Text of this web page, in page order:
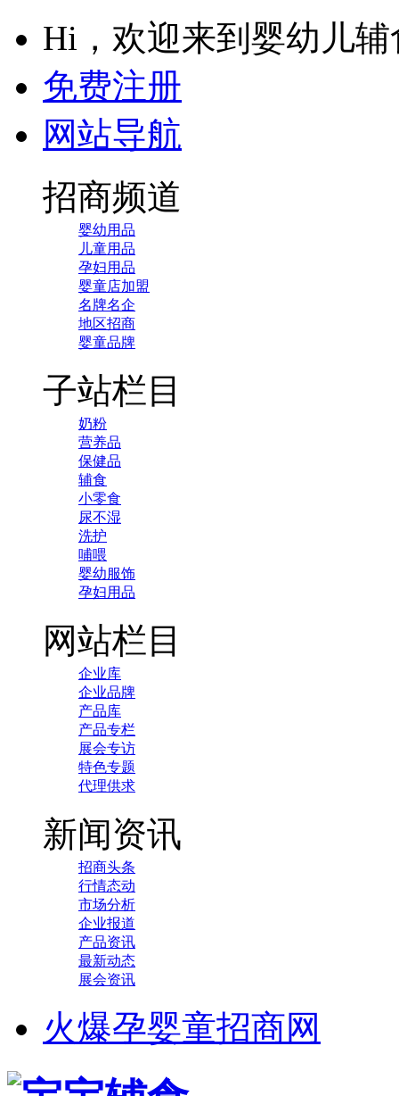
Hi，欢迎来到婴幼儿
免费注册
网站导航
招商频道
婴幼用品
儿童用品
孕妇用品
婴童店加盟
名牌名企
地区招商
婴童品牌
子站栏目
奶粉
营养品
保健品
辅食
小零食
尿不湿
洗护
哺喂
婴幼服饰
孕妇用品
网站栏目
企业库
企业品牌
产品库
产品专栏
展会专访
特色专题
代理供求
新闻资讯
招商头条
行情态动
市场分析
企业报道
产品资讯
最新动态
展会资讯
火爆孕婴童招商网